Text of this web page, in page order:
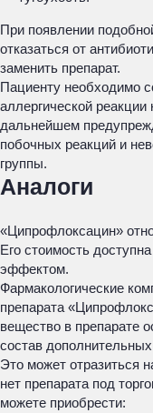
При появлении
отказаться от
заменить препарат.
Пациенту необходимо
аллергической
дальнейшем
побочных реакций и
группы.
Аналоги
«Ципрофлоксацин»
Его стоимость
эффектом.
Фармакологические
препарата
вещество в препарате
состав
Это может отразиться
нет препарата под
можете приобрести: